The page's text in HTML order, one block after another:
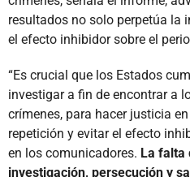
resultados no solo perpetúa la
el efecto inhibidor sobre el
“Es crucial que los Estados
investigar a fin de encontrar a
crímenes, para hacer justicia
repetición y evitar el efecto
en los comunicadores. La falta
investigación, persecución y